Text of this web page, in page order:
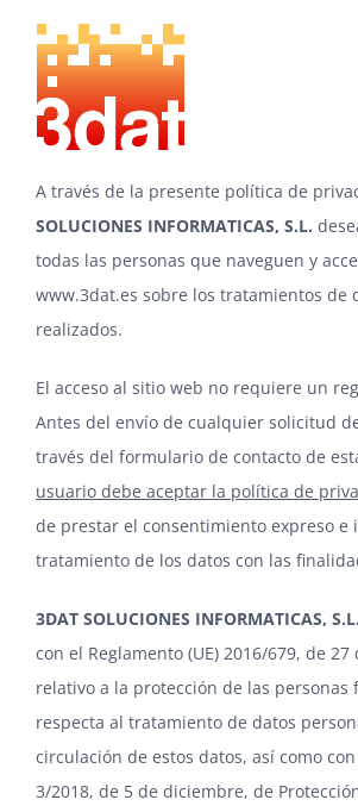
contenido
A través de la presente política de
SOLUCIONES INFORMATICAS, S.L.
todas las personas que naveguen y
www.3dat.es sobre los tratamientos de
realizados.
El acceso al sitio web no requiere un
Antes del envío de cualquier solicitud
través del formulario de contacto de
usuario debe aceptar la política de
de prestar el consentimiento expreso e
tratamiento de los datos con las
3DAT SOLUCIONES INFORMATICAS, S.L.
con el Reglamento (UE) 2016/679, de
relativo a la protección de las personas
respecta al tratamiento de datos
circulación de estos datos, así como
3/2018, de 5 de diciembre, de